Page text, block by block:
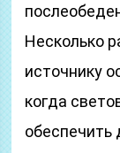
Несколько
источнику
когда
обеспечить